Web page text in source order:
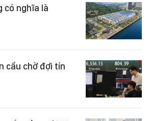
có nghĩa là
cầu chờ đợi tín